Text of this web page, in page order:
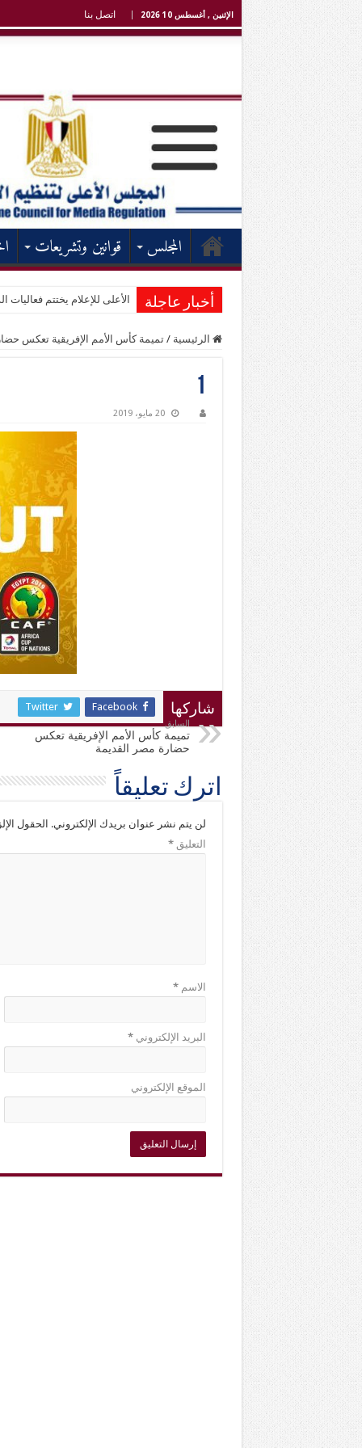
الإثنين , أغسطس 10 2026 اتصل بنا
المجلس قوانين وتشريعات
أخبار عاجلة الأعلى للإعلام يختتم فعاليات
الرئيسية / تميمة كأس الأمم الإفريقية تعكس
1
20 مايو، 2019
شاركها Facebook
Twitter
السابق
تميمة كأس الأمم الإفريقية تعكس
حضارة مصر القديمة
اترك تعليقاً
لن يتم نشر عنوان بريدك الإلكتروني. الحقول
التعليق*
الاسم*
البريد الإلكتروني*
الموقع الإلكتروني